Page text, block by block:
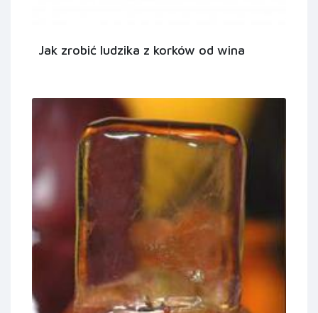
Jak zrobić ludzika z korków od wina